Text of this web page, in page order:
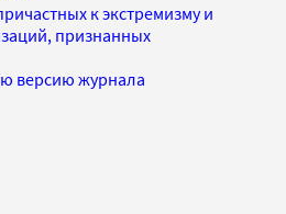
к экстремизму и
признанных
версию журнала